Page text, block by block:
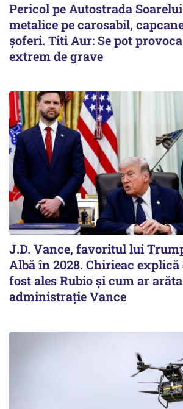
Pericol pe Autostrada
metalice pe carosabil,
șoferi. Titi Aur: Se pot
extrem de grave
J.D. Vance, favoritul lui
Albă în 2028. Chirieac explică
fost ales Rubio și cum ar
administrație Vance